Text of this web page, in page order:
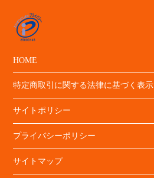
HOME
特定商取引に関する法律に基づく表示
サイトポリシー
プライバシーポリシー
サイトマップ